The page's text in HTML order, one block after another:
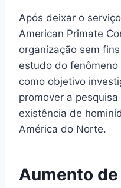
Após deixar o
American Primate
organização sem
estudo do
como objetivo
promover a
existência de
América do Norte.
Aumento